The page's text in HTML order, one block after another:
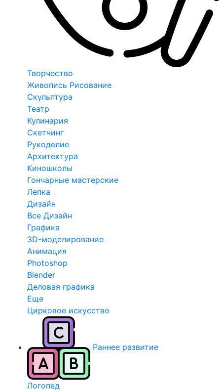
Творчество
Живопись Рисование
Скульптура
Театр
Кулинария
Скетчинг
Рукоделие
Архитектура
Киношколы
Гончарные мастерские
Лепка
Дизайн
Все Дизайн
Графика
3D-моделирование
Анимация
Photoshop
Blender
Деловая графика
Еще
Цирковое искусство
Раннее развитие
Логопед